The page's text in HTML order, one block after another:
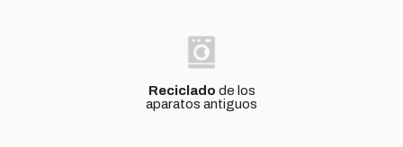
Reciclado de los
aparatos antiguos